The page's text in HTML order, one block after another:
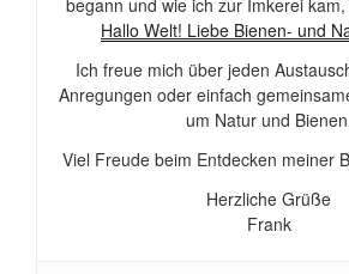
Hallo Welt! Liebe Bienen- und
Ich freue mich über jeden
Anregungen oder einfach
um Natur und
Viel Freude beim Entdecken meiner
Herzliche Grüße
Frank